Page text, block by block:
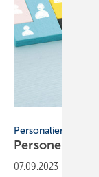
Personalien
Personelle
07.09.2023 -